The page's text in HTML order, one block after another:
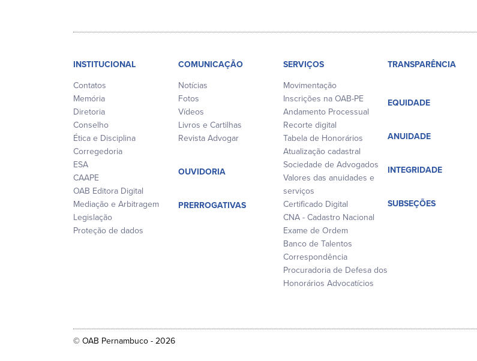
INSTITUCIONAL
Contatos
Memória
Diretoria
Conselho
Ética e Disciplina
Corregedoria
ESA
CAAPE
OAB Editora Digital
Mediação e Arbitragem
Legislação
Proteção de dados
COMUNICAÇÃO
Notícias
Fotos
Vídeos
Livros e Cartilhas
Revista Advogar
OUVIDORIA
PRERROGATIVAS
SERVIÇOS
Movimentação
Inscrições na OAB-PE
Andamento Processual
Recorte digital
Tabela de Honorários
Atualização cadastral
Sociedade de Advogados
Valores das anuidades e
serviços
Certificado Digital
CNA - Cadastro Nacional
Exame de Ordem
Banco de Talentos
Correspondência
Procuradoria de Defesa dos
Honorários Advocatícios
TRANSPARÊNCIA
EQUIDADE
ANUIDADE
INTEGRIDADE
SUBSEÇÕES
© OAB Pernambuco - 2026